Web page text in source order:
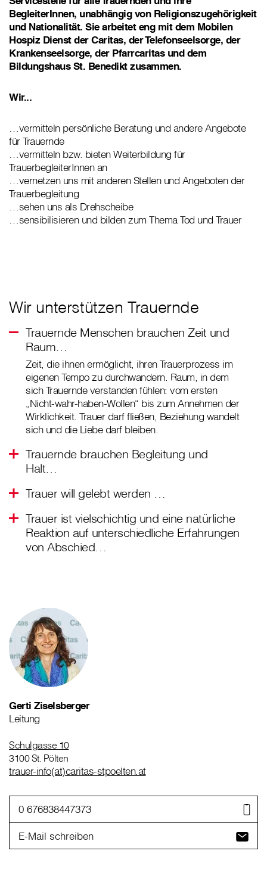
BegleiterInnen, unabhängig von Religionszugehörigkeit
und Nationalität. Sie arbeitet eng mit dem Mobilen
Hospiz Dienst der Caritas, der Telefonseelsorge, der
Krankenseelsorge, der Pfarrcaritas und dem
Bildungshaus St. Benedikt zusammen.
Wir...
…vermitteln persönliche Beratung und andere Angebote
für Trauernde
…vermitteln bzw. bieten Weiterbildung für
TrauerbegleiterInnen an
…vernetzen uns mit anderen Stellen und Angeboten der
Trauerbegleitung
…sehen uns als Drehscheibe
…sensibilisieren und bilden zum Thema Tod und Trauer
Wir unterstützen Trauernde
Trauernde Menschen brauchen Zeit und
Raum…
Zeit, die ihnen ermöglicht, ihren Trauerprozess im
eigenen Tempo zu durchwandern. Raum, in dem
sich Trauernde verstanden fühlen: vom ersten
„Nicht-wahr-haben-Wollen“ bis zum Annehmen der
Wirklichkeit. Trauer darf fließen, Beziehung wandelt
sich und die Liebe darf bleiben.
Trauernde brauchen Begleitung und
Halt…
Trauer will gelebt werden …
Trauer ist vielschichtig und eine natürliche
Reaktion auf unterschiedliche Erfahrungen
von Abschied…
Gerti Ziselsberger
Leitung
Schulgasse 10
3100 St. Pölten
trauer-info(at)caritas-stpoelten.at
0 676838447373
E-Mail schreiben